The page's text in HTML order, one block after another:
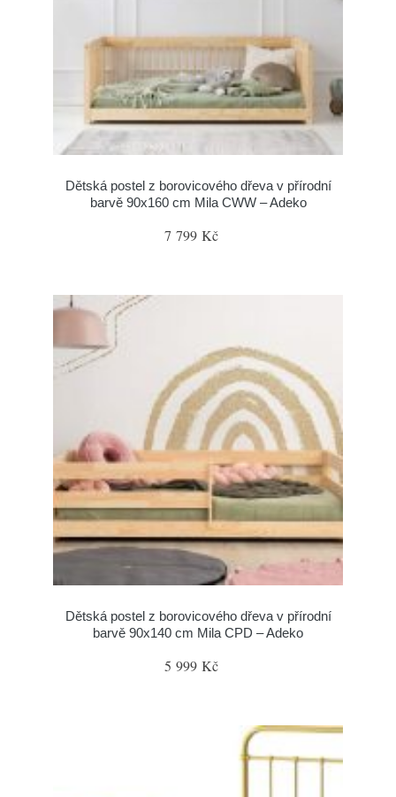
Dětská postel z borovicového dřeva v přírodní
barvě 90x160 cm Mila CWW – Adeko
7 799 Kč
Dětská postel z borovicového dřeva v přírodní
barvě 90x140 cm Mila CPD – Adeko
5 999 Kč